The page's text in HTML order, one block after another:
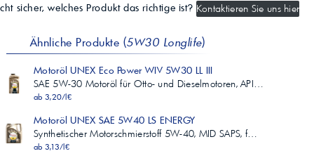
sicher, welches Produkt das richtige ist? Kontaktieren Sie uns hier
Ähnliche Produkte (5W30 Longlife)
Motoröl UNEX Eco Power WIV 5W30 LL III
SAE 5W-30 Motoröl für Otto- und Dieselmotoren, API…
ab 3,20/l€
Motoröl UNEX SAE 5W40 LS ENERGY
Synthetischer Motorschmierstoff 5W-40, MID SAPS, f…
ab 3,13/l€